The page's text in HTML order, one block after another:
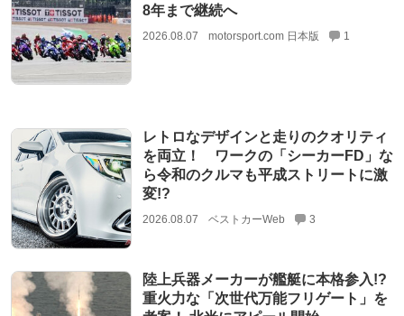
8年まで継続へ
2026.08.07 motorsport.com 日本版 1
レトロなデザインと走りのクオリティ
を両立！ ワークの「シーカーFD」な
ら令和のクルマも平成ストリートに激
変!?
2026.08.07 ベストカーWeb 3
陸上兵器メーカーが艦艇に本格参入!?
重火力な「次世代万能フリゲート」を